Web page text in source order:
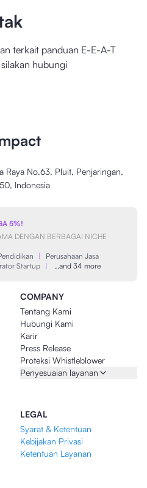
terkait panduan E-E-A-T
hubungi
Raya No.63, Pluit, Penjaringan,
Indonesia
5%!
DENGAN BERBAGAI NICHE
|
Perusahaan Jasa
Startup | …and 34 more
COMPANY
Tentang Kami
Hubungi Kami
Karir
Press Release
Proteksi Whistleblower
Penyesuaian layanan
LEGAL
Syarat & Ketentuan
Kebijakan Privasi
Ketentuan Layanan